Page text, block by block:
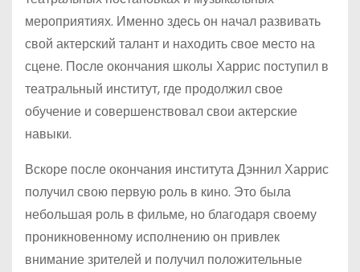
мероприятиях. Именно здесь он начал развивать
свой актерский талант и находить свое место на
сцене. После окончания школы Харрис поступил в
театральный институт, где продолжил свое
обучение и совершенствовал свои актерские
навыки.
Вскоре после окончания института Дэннил Харрис
получил свою первую роль в кино. Это была
небольшая роль в фильме, но благодаря своему
проникновенному исполнению он привлек
внимание зрителей и получил положительные